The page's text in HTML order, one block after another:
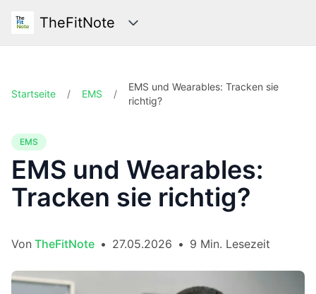
TheFitNote Kategorien
Startseite / EMS /
EMS und Wearables: Tracken sie
richtig?
EMS
EMS und Wearables:
Tracken sie richtig?
Von TheFitNote • 27.05.2026 • 9 Min. Lesezeit